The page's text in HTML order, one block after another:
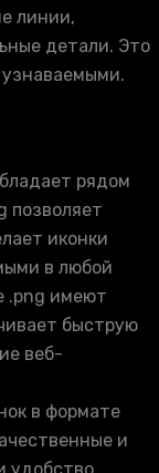
линии,
детали. Это
узнаваемыми.
рядом
позволяет
иконки
в любой
.png имеют
быструю
веб-
в формате
и